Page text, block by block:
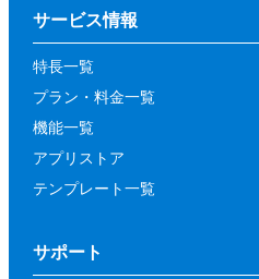
第２項に基づく、参
の取り消しによって
被った損害等につい
を負わないものとしま
第４条（参加資格）
参加者は、当社所定
を行った方であって
方（法人、個人を問
サービス情報
特長一覧
プラン・料金一覧
機能一覧
アプリストア
テンプレート一覧
サポート